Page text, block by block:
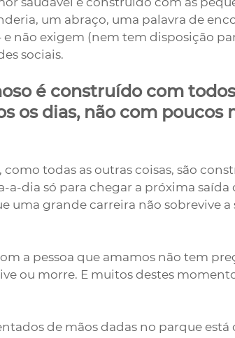
um abraço, uma palavra de
não exigem (nem tem disposição
sociais.
é construído com
os dias, não com poucos
todas as outras coisas, são
a-dia só para chegar a próxima saída
uma grande carreira não sobrevive a
a pessoa que amamos não tem
ou morre. E muitos destes
de mãos dadas no parque